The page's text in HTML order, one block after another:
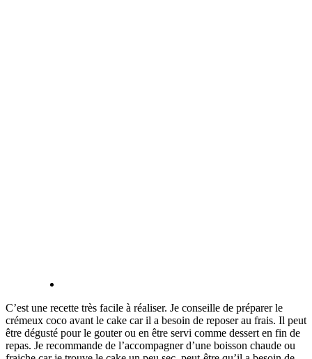
C’est une recette très facile à réaliser. Je conseille de préparer le
crémeux coco avant le cake car il a besoin de reposer au frais. Il peut
être dégusté pour le gouter ou en être servi comme dessert en fin de
repas. Je recommande de l’accompagner d’une boisson chaude ou